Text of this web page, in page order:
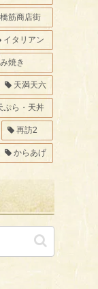
筋商店街
イタリアン
焼き
天満天六
ぷら・天丼
再訪2
からあげ